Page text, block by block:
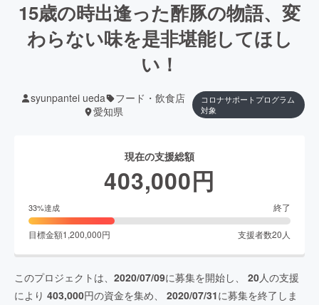
15歳の時出逢った酢豚の物語、変
わらない味を是非堪能してほし
い！
syunpantei ueda
フード・飲食店
愛知県
コロナサポートプログラム
対象
現在の支援総額
403,000円
33%達成 終了
目標金額1,200,000円 支援者数20人
このプロジェクトは、 2020/07/09に募集を開始し、 20人の支援
により 403,000円の資金を集め、 2020/07/31に募集を終了しま